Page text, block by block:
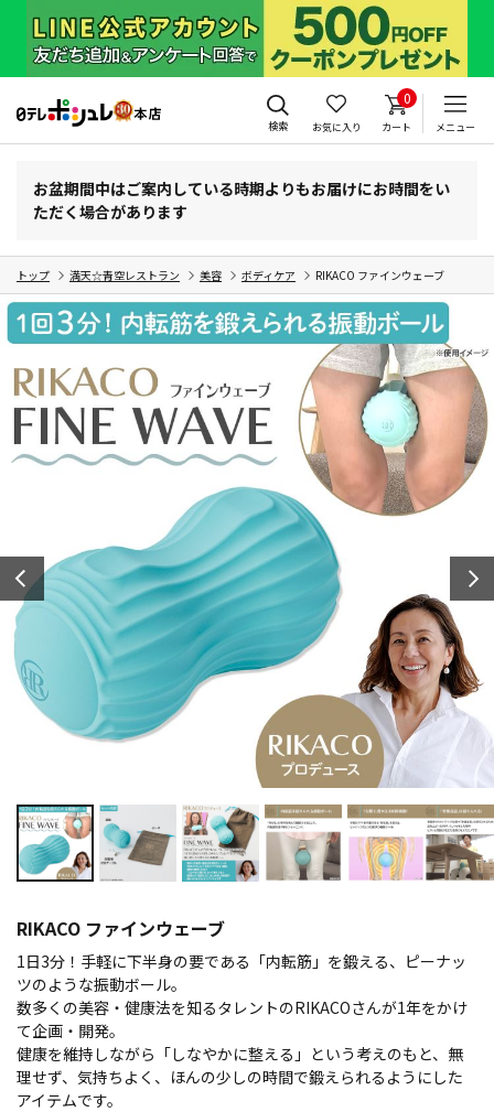
検索 お気に入り
0
カート メニュー
お盆期間中はご案内している時期よりもお届けにお時間をい
ただく場合があります
トップ 満天☆青空レストラン 美容 ボディケア RIKACO ファインウェーブ
RIKACO ファインウェーブ
1日3分！手軽に下半身の要である「内転筋」を鍛える、ピーナッ
ツのような振動ボール。
数多くの美容・健康法を知るタレントのRIKACOさんが1年をかけ
て企画・開発。
健康を維持しながら「しなやかに整える」という考えのもと、無
理せず、気持ちよく、ほんの少しの時間で鍛えられるようにした
アイテムです。